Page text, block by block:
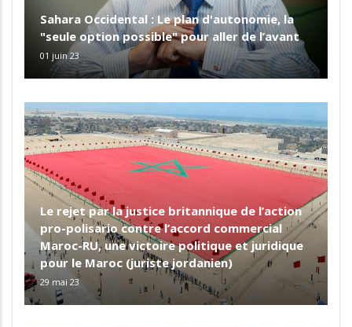
Sahara Occidental : Le plan d'autonomie, la
"seule option possible" pour aller de l’avant
01 juin 23
Le rejet par la justice britannique de l’action
pro-polisario contre l’accord commercial
Maroc-RU, une victoire politique et juridique
pour le Maroc (juriste jordanien)
29 mai 23